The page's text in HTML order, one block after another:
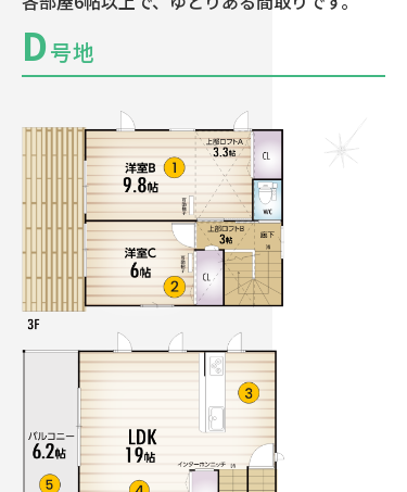
D号地